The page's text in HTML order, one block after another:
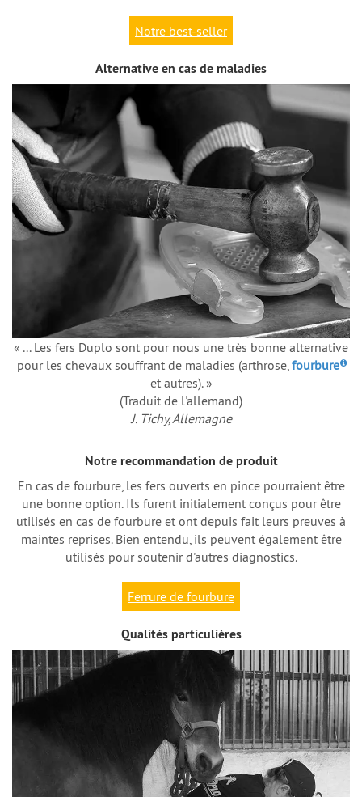
Notre best-seller
Alternative en cas de maladies
« ... Les fers Duplo sont pour nous une très bonne alternative
pour les chevaux souffrant de maladies (arthrose, fourbure
et autres). »
(Traduit de l'allemand)
J. Tichy, Allemagne
Notre recommandation de produit
En cas de fourbure, les fers ouverts en pince pourraient être
une bonne option. Ils furent initialement conçus pour être
utilisés en cas de fourbure et ont depuis fait leurs preuves à
maintes reprises. Bien entendu, ils peuvent également être
utilisés pour soutenir d'autres diagnostics.
Ferrure de fourbure
Qualités particulières